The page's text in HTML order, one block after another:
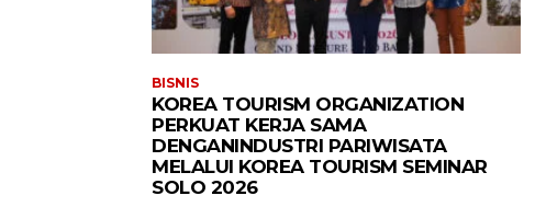
BISNIS
KOREA TOURISM ORGANIZATION
PERKUAT KERJA SAMA
DENGANINDUSTRI PARIWISATA
MELALUI KOREA TOURISM SEMINAR
SOLO 2026